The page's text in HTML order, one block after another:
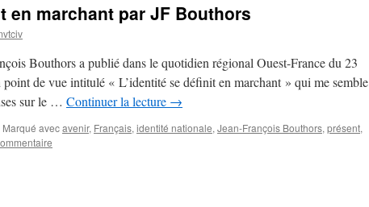
en marchant par JF Bouthors
Bouthors a publié dans le quotidien régional Ouest-France du 23
de vue intitulé « L’identité se définit en marchant » qui me semble
sur le … Continuer la lecture →
Marqué avecavenir, Français, identité nationale, Jean-François Bouthors, présent,